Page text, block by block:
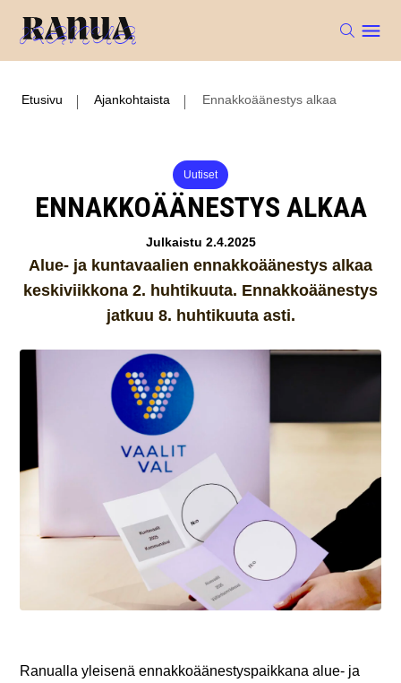
Etusivu Ajankohtaista Ennakkoäänestys alkaa
Uutiset
ENNAKKOÄÄNESTYS ALKAA
Julkaistu 2.4.2025
Alue- ja kuntavaalien ennakkoäänestys alkaa
keskiviikkona 2. huhtikuuta. Ennakkoäänestys
jatkuu 8. huhtikuuta asti.
Ranualla yleisenä ennakkoäänestyspaikkana alue- ja